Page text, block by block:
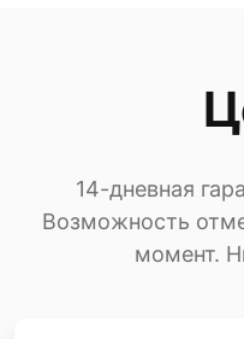
14-дневная
Возможность
момент.